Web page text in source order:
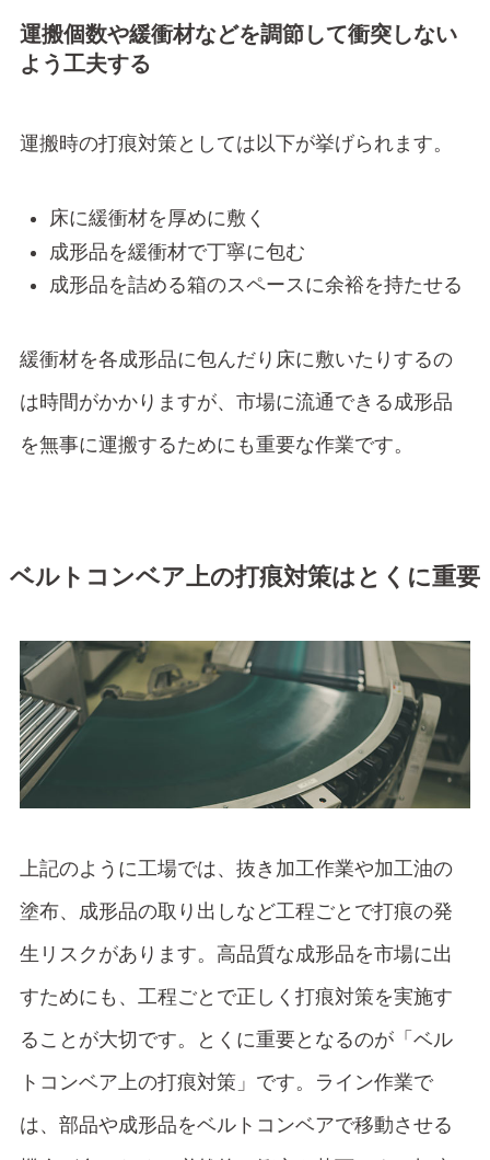
運搬個数や緩衝材などを調節して衝突しない
よう工夫する
運搬時の打痕対策としては以下が挙げられます。
床に緩衝材を厚めに敷く
成形品を緩衝材で丁寧に包む
成形品を詰める箱のスペースに余裕を持たせる
緩衝材を各成形品に包んだり床に敷いたりするの
は時間がかかりますが、市場に流通できる成形品
を無事に運搬するためにも重要な作業です。
ベルトコンベア上の打痕対策はとくに重要
上記のように工場では、抜き加工作業や加工油の
塗布、成形品の取り出しなど工程ごとで打痕の発
生リスクがあります。高品質な成形品を市場に出
すためにも、工程ごとで正しく打痕対策を実施す
ることが大切です。とくに重要となるのが「ベル
トコンベア上の打痕対策」です。ライン作業で
は、部品や成形品をベルトコンベアで移動させる